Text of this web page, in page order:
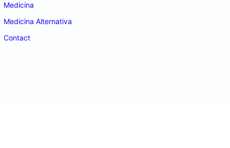
Medicina
Medicina Alternativa
Contact